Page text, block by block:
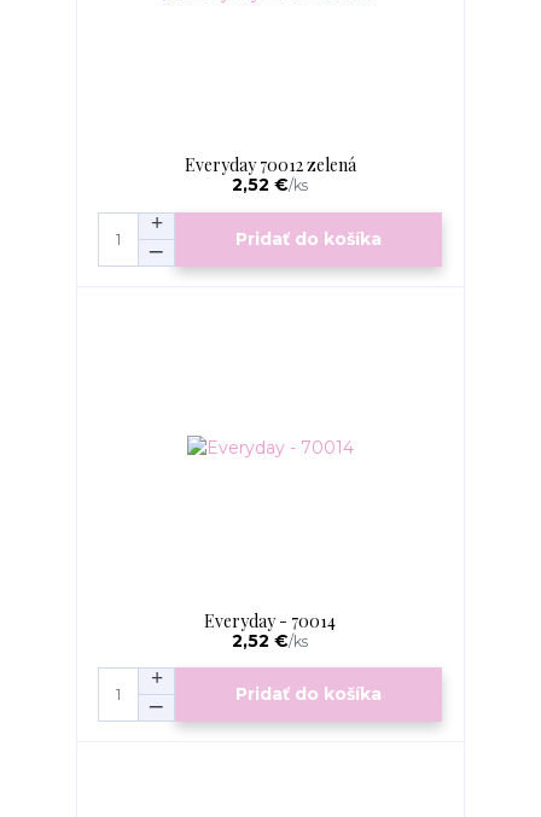
Everyday 70012 zelená
2,52 €/ks
Pridať do košíka
Everyday - 70014
2,52 €/ks
Pridať do košíka